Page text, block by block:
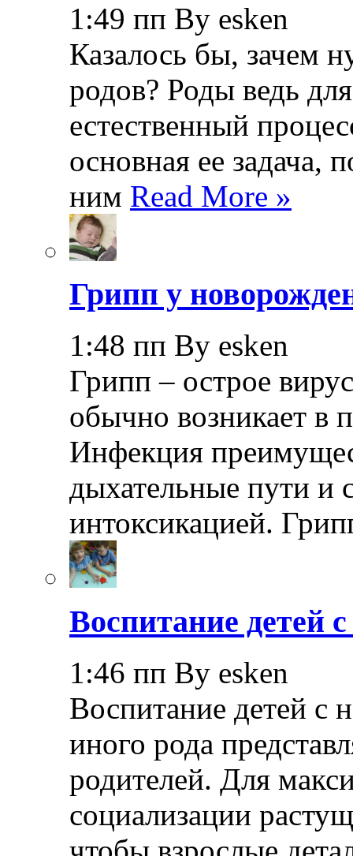
1:49 пп By esken
Казалось бы, зачем
родов? Роды ведь
естественный
основная ее задача,
ним Read More »
Грипп у
1:48 пп By esken
Грипп – острое
обычно возникает в
Инфекция
дыхательные пути и
интоксикацией.
Воспитание детей
1:46 пп By esken
Воспитание детей с
иного рода
родителей. Для
социализации